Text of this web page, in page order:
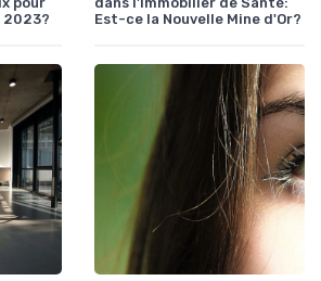
2023?
Est-ce la Nouvelle Mine d'Or?